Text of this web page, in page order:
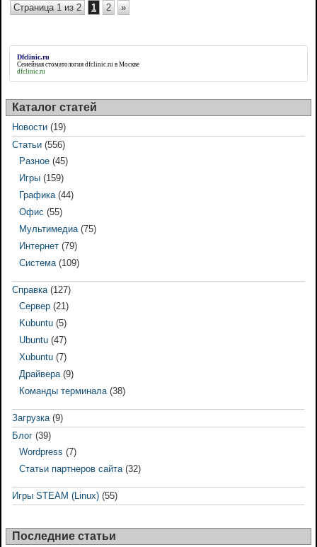
Страница 1 из 2 1 2 »
Dfclinic.ru
Семейная стоматология dfclinic.ru в Москве
dfclinic.ru
Каталог статей
Новости (19)
Статьи (556)
Разное (45)
Игры (159)
Графика(44)
Офис (55)
Мультимедиа(75)
Интернет (79)
Система(109)
Справка(127)
Сервер (21)
Kubuntu (5)
Ubuntu (47)
Xubuntu (7)
Драйвера(9)
Команды терминала(38)
Загрузка(9)
Блог (39)
Wordpress (7)
Статьи партнеров сайта(32)
Игры STEAM (Linux) (55)
Последние статьи